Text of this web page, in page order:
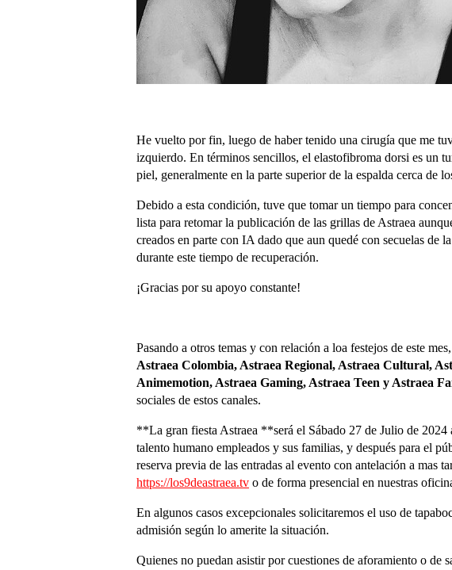
He vuelto por fin, luego de haber tenido una cirugía que me
izquierdo. En términos sencillos, el elastofibroma dorsi es un
piel, generalmente en la parte superior de la espalda cerca de
Debido a esta condición, tuve que tomar un tiempo para
lista para retomar la publicación de las grillas de Astraea
creados en parte con IA dado que aun quedé con secuelas
durante este tiempo de recuperación.
¡Gracias por su apoyo constante!
Pasando a otros temas y con relación a loa festejos de este
Astraea Colombia, Astraea Regional, Astraea Cultural,
Animemotion, Astraea Gaming, Astraea Teen y Astraea
sociales de estos canales.
**La gran fiesta Astraea **será el Sábado 27 de Julio de
talento humano empleados y sus familias, y después para el
reserva previa de las entradas al evento con antelación a
https://los9deastraea.tv o de forma presencial en nuestras
En algunos casos excepcionales solicitaremos el uso de
admisión según lo amerite la situación.
Quienes no puedan asistir por cuestiones de aforamiento o de